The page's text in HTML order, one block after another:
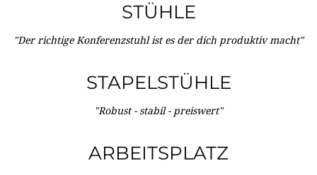
STÜHLE
"Der richtige Konferenzstuhl ist es der dich produktiv macht"
STAPELSTÜHLE
"Robust - stabil - preiswert"
ARBEITSPLATZ